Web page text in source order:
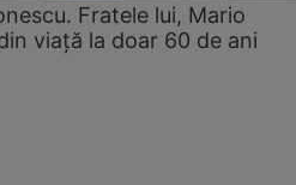
Fratele lui, Mario
viață la doar 60 de ani